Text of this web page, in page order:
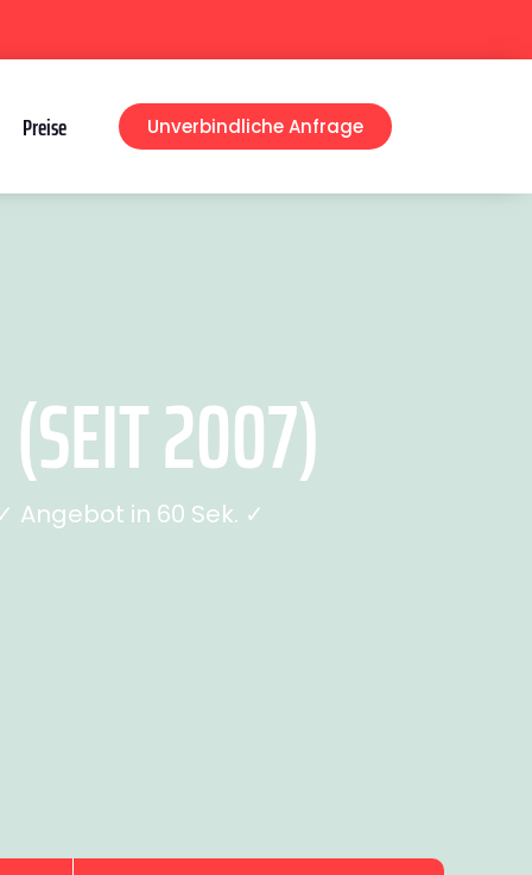
Preise Unverbindliche Anfrage
2007)
Angebot in 60 Sek. ✓